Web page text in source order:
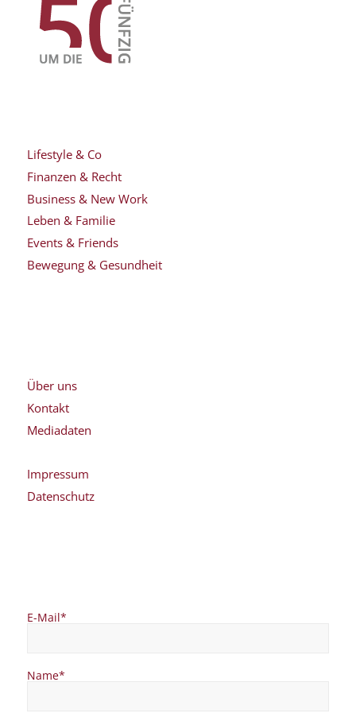
Lifestyle & Co
Finanzen & Recht
Business & New Work
Leben & Familie
Events & Friends
Bewegung & Gesundheit
Über uns
Kontakt
Mediadaten
Impressum
Datenschutz
E-Mail*
Name*